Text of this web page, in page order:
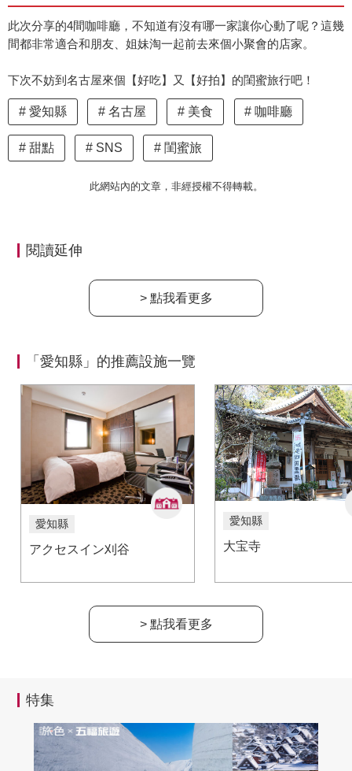
此次分享的4間咖啡廳，不知道有沒有哪一家讓你心動了呢？這幾
間都非常適合和朋友、姐妹淘一起前去來個小聚會的店家。
下次不妨到名古屋來個【好吃】又【好拍】的閨蜜旅行吧！
愛知縣 名古屋 美食 咖啡廳
甜點 SNS 閨蜜旅
此網站內的文章，非經授權不得轉載。
閱讀延伸
> 點我看更多
「愛知縣」的推薦設施一覽
愛知縣
アクセスイン刈谷
愛知縣
大宝寺
> 點我看更多
特集